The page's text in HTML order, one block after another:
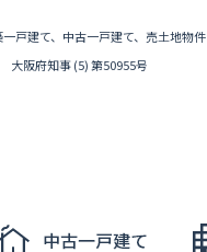
戸建て、中古一戸建て、売土地物件
大阪府知事 (5) 第50955号